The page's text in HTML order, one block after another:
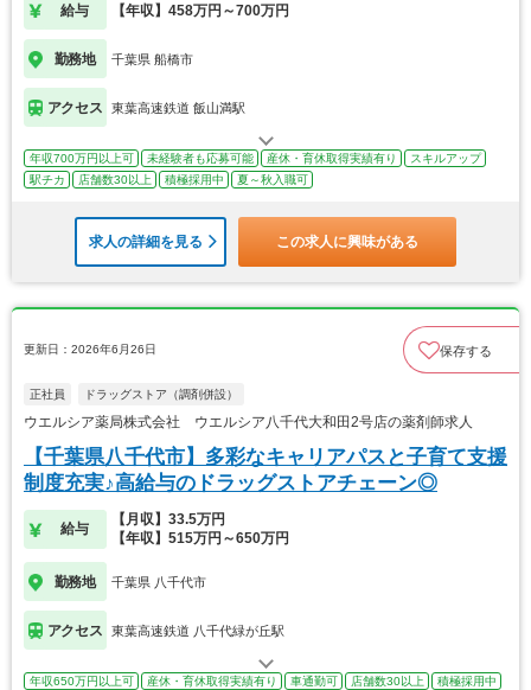
給与 【年収】458万円～700万円
勤務地 千葉県 船橋市
アクセス 東葉高速鉄道 飯山満駅
年収700万円以上可 未経験者も応募可能 産休・育休取得実績有り
スキルアップ
駅チカ
店舗数30以上 積極採用中 夏～秋入職可
求人の詳細を見る この求人に興味がある
更新日：2026年6月26日 保存する
正社員 ドラッグストア（調剤併設）
ウエルシア薬局株式会社 ウエルシア八千代大和田2号店の薬剤師求人
【千葉県八千代市】多彩なキャリアパスと子育て支援
制度充実♪高給与のドラッグストアチェーン◎
給与
【月収】33.5万円
【年収】515万円～650万円
勤務地 千葉県 八千代市
アクセス 東葉高速鉄道 八千代緑が丘駅
年収650万円以上可 産休・育休取得実績有り 車通勤可 店舗数30以上
積極採用中